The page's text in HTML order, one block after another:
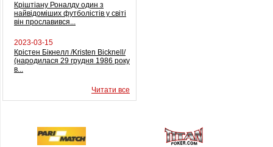
Кріштіану Роналду один з
найвідоміших футболістів у світі
він прославився...
2023-03-15
Крістен Бікнелл /Kristen Bicknell/
(народилася 29 грудня 1986 року
в...
Читати все